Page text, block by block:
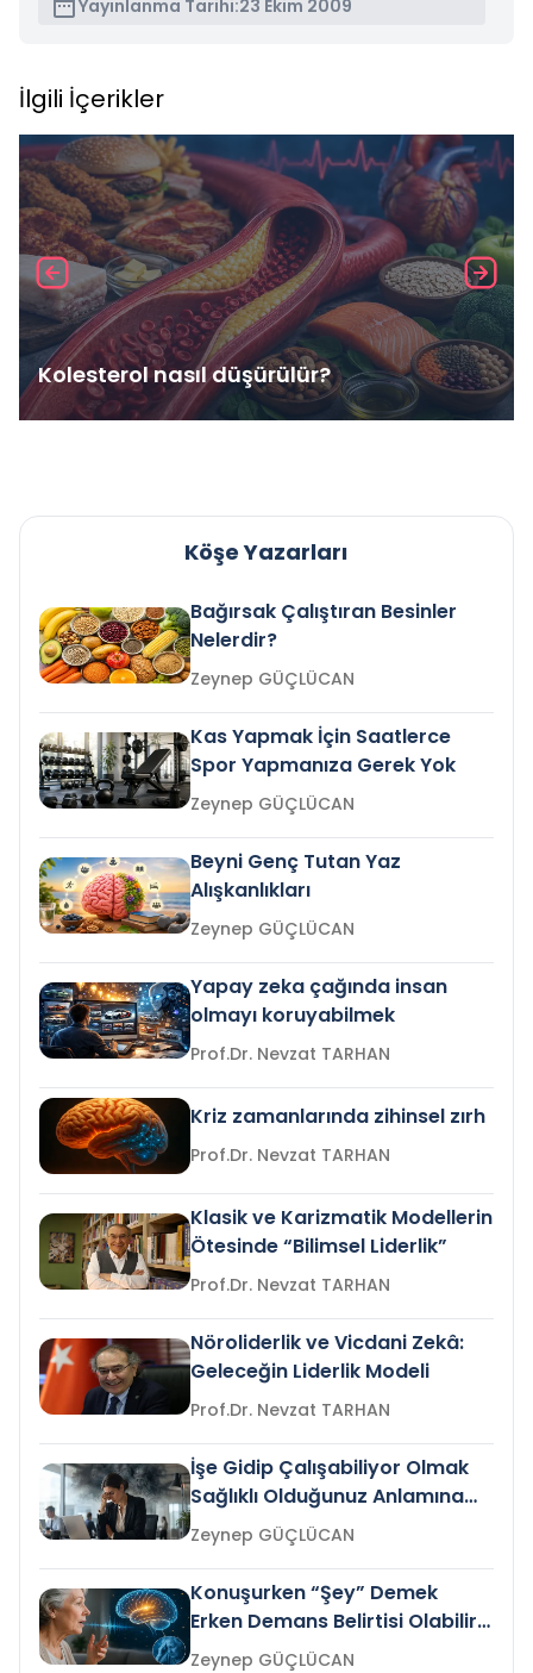
Yayınlanma Tarihi:23 Ekim 2009
İlgili İçerikler
Kolesterol nasıl düşürülür?
Köşe Yazarları
Bağırsak Çalıştıran Besinler
Nelerdir?
Zeynep GÜÇLÜCAN
Kas Yapmak İçin Saatlerce
Spor Yapmanıza Gerek Yok
Zeynep GÜÇLÜCAN
Beyni Genç Tutan Yaz
Alışkanlıkları
Zeynep GÜÇLÜCAN
Yapay zeka çağında insan
olmayı koruyabilmek
Prof.Dr. Nevzat TARHAN
Kriz zamanlarında zihinsel zırh
Prof.Dr. Nevzat TARHAN
Klasik ve Karizmatik Modellerin
Ötesinde “Bilimsel Liderlik”
Prof.Dr. Nevzat TARHAN
Nöroliderlik ve Vicdani Zekâ:
Geleceğin Liderlik Modeli
Prof.Dr. Nevzat TARHAN
İşe Gidip Çalışabiliyor Olmak
Sağlıklı Olduğunuz Anlamına
Gelir mi?Zeynep GÜÇLÜCAN
Konuşurken “Şey” Demek
Erken Demans Belirtisi Olabilir
mi?
Zeynep GÜÇLÜCAN